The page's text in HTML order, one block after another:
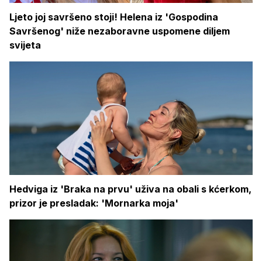
Ljeto joj savršeno stoji! Helena iz 'Gospodina
Savršenog' niže nezaboravne uspomene diljem
svijeta
Hedviga iz 'Braka na prvu' uživa na obali s kćerkom,
prizor je presladak: 'Mornarka moja'